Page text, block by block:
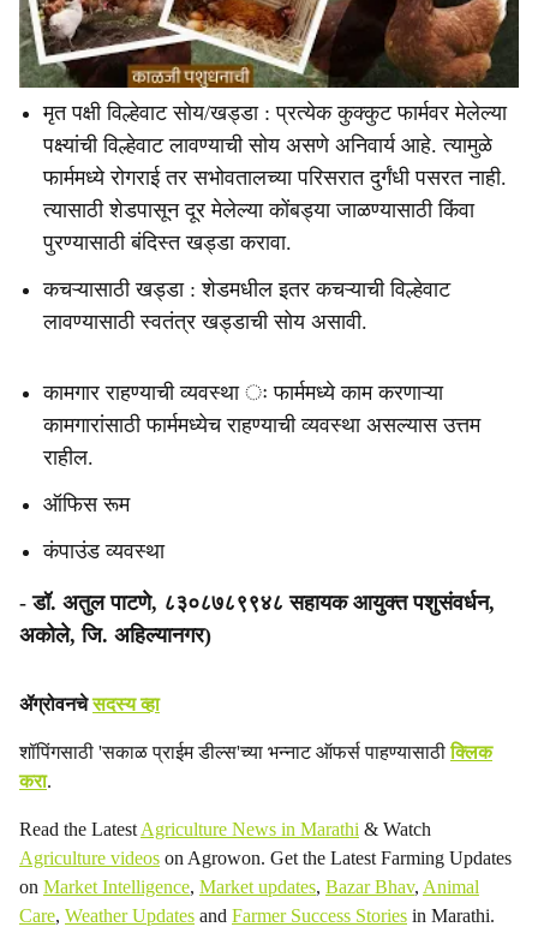
मृत पक्षी विल्हेवाट सोय/खड्डा : प्रत्येक कुक्कुट फार्मवर मेलेल्या
पक्ष्यांची विल्हेवाट लावण्याची सोय असणे अनिवार्य आहे. त्यामुळे
फार्ममध्ये रोगराई तर सभोवतालच्या परिसरात दुर्गंधी पसरत नाही.
त्यासाठी शेडपासून दूर मेलेल्या कोंबड्या जाळण्यासाठी किंवा
पुरण्यासाठी बंदिस्त खड्डा करावा.
कचऱ्यासाठी खड्डा : शेडमधील इतर कचऱ्याची विल्हेवाट
लावण्यासाठी स्वतंत्र खड्डाची सोय असावी.
कामगार राहण्याची व्यवस्था ः फार्ममध्ये काम करणाऱ्या
कामगारांसाठी फार्ममध्येच राहण्याची व्यवस्था असल्यास उत्तम
राहील.
ऑफिस रूम
कंपाउंड व्यवस्था
- डॉ. अतुल पाटणे, ८३०८७८९९४८ सहायक आयुक्त पशुसंवर्धन,
अकोले, जि. अहिल्यानगर)
ॲग्रोवनचेसदस्य व्हा
शॉपिंगसाठी 'सकाळ प्राईम डील्स'च्या भन्नाट ऑफर्स पाहण्यासाठीक्लिक
करा.
Read the Latest Agriculture News in Marathi & Watch
Agriculture videos on Agrowon. Get the Latest Farming Updates
on Market Intelligence, Market updates, Bazar Bhav, Animal
Care, Weather Updates and Farmer Success Stories in Marathi.